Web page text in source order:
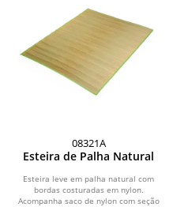
08321A
Esteira de Palha Natural
Esteira leve em palha natural com
bordas costuradas em nylon.
Acompanha saco de nylon com seção